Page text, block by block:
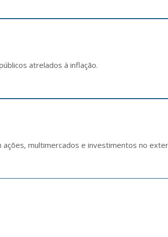
atrelados à inflação.
multimercados e investimentos no